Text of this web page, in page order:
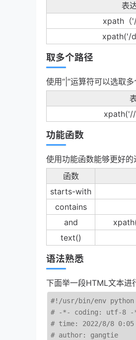
表
xpath（
xpath('/
取多个路径
使用“|”运算符可以选取
功能函数
使用功能函数能够更好的
函数
starts-with
contains
and
text()
语法熟悉
下面举一段HTML文本进
#!/usr/bin/env python
# -*- coding: utf-8 -
# time: 2022/8/8 0:05
# author: gangtie